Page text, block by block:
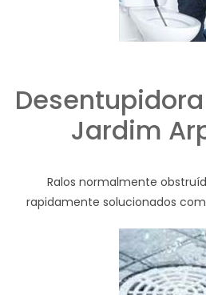
Jardim
Ralos normalmente
rapidamente solucionados